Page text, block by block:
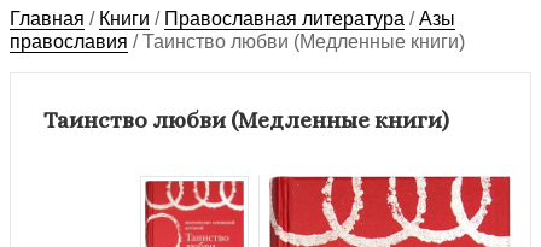
Главная / Книги / Православная литература /Азы
православия /Таинство любви (Медленные книги)
Таинство любви (Медленные книги)